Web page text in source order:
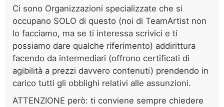
Ci sono Organizzazioni specializzate che si
occupano SOLO di questo (noi di TeamArtist non
lo facciamo, ma se ti interessa scrivici e ti
possiamo dare qualche riferimento) addirittura
facendo da intermediari (offrono certificati di
agibilità a prezzi davvero contenuti) prendendo in
carico tutti gli obblighi relativi alle assunzioni.
ATTENZIONE però: ti conviene sempre chiedere